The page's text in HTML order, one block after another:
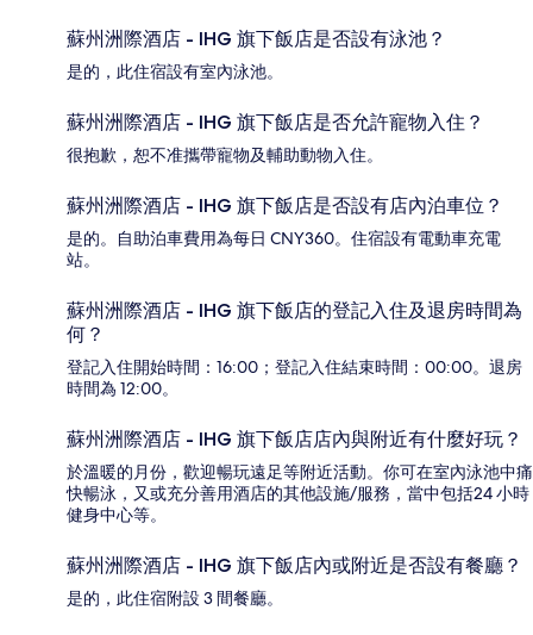
蘇州洲際酒店 - IHG 旗下飯店是否設有泳池？
是的，此住宿設有室內泳池。
蘇州洲際酒店 - IHG 旗下飯店是否允許寵物入住？
很抱歉，恕不准攜帶寵物及輔助動物入住。
蘇州洲際酒店 - IHG 旗下飯店是否設有店內泊車位？
是的。自助泊車費用為每日 CNY360。住宿設有電動車充電
站。
蘇州洲際酒店 - IHG 旗下飯店的登記入住及退房時間為
何？
登記入住開始時間：16:00；登記入住結束時間：00:00。退房
時間為 12:00。
蘇州洲際酒店 - IHG 旗下飯店店內與附近有什麼好玩？
於溫暖的月份，歡迎暢玩遠足等附近活動。你可在室內泳池中痛
快暢泳，又或充分善用酒店的其他設施/服務，當中包括24 小時
健身中心等。
蘇州洲際酒店 - IHG 旗下飯店內或附近是否設有餐廳？
是的，此住宿附設 3 間餐廳。